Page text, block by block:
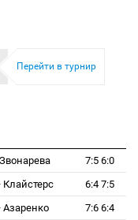
Перейти в турнир
Звонарева
7:5 6:0
Клайстерс
6:4 7:5
Азаренко
7:6 6:4